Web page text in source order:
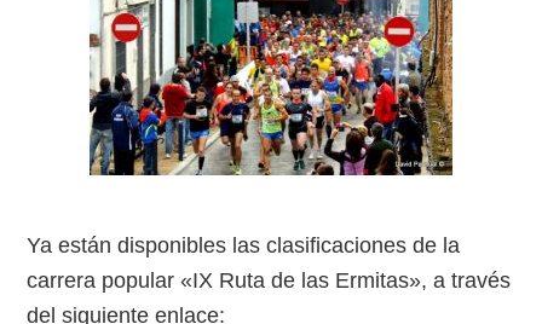
Ya están disponibles las clasificaciones de la
carrera popular «IX Ruta de las Ermitas», a través
del siguiente enlace: